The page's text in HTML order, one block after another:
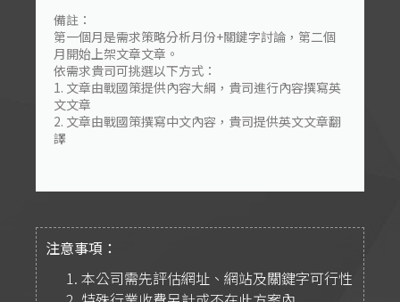
備註：
第一個月是需求策略分析月份+關鍵字討論，第二個
月開始上架文章文章。
依需求貴司可挑選以下方式：
1. 文章由戰國策提供內容大綱，貴司進行內容撰寫英
文文章
2. 文章由戰國策撰寫中文內容，貴司提供英文文章翻
譯
注意事項：
本公司需先評估網址、網站及關鍵字可行性